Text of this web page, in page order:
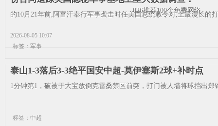
026推荐100个免费网络
2026-08-05 10:07
的10月21年前,阿富汗奉行军事袭击时任美国总统敕令对,上最漫长的
标签：军事
泰山1-3落后3-3绝平国安中超-莫伊塞斯2球+补时点
1分钟第1，破被于大宝放倒克雷桑禁区前突，打门被人墙将球挡出
标签：中超